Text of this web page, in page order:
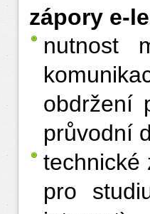
zápory e-
nutnost
obdržení
průvodní
technické
pro